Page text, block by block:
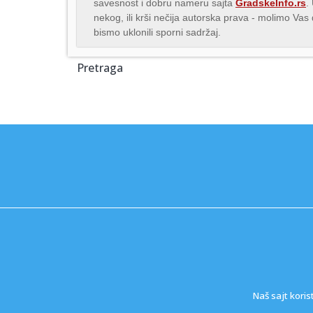
Naš sajt
savesnost i dobru nameru sajta GradskeInfo.rs
nekog, ili krši nečija autorska prava - molimo Vas
bismo uklonili sporni sadržaj.
Pretraga